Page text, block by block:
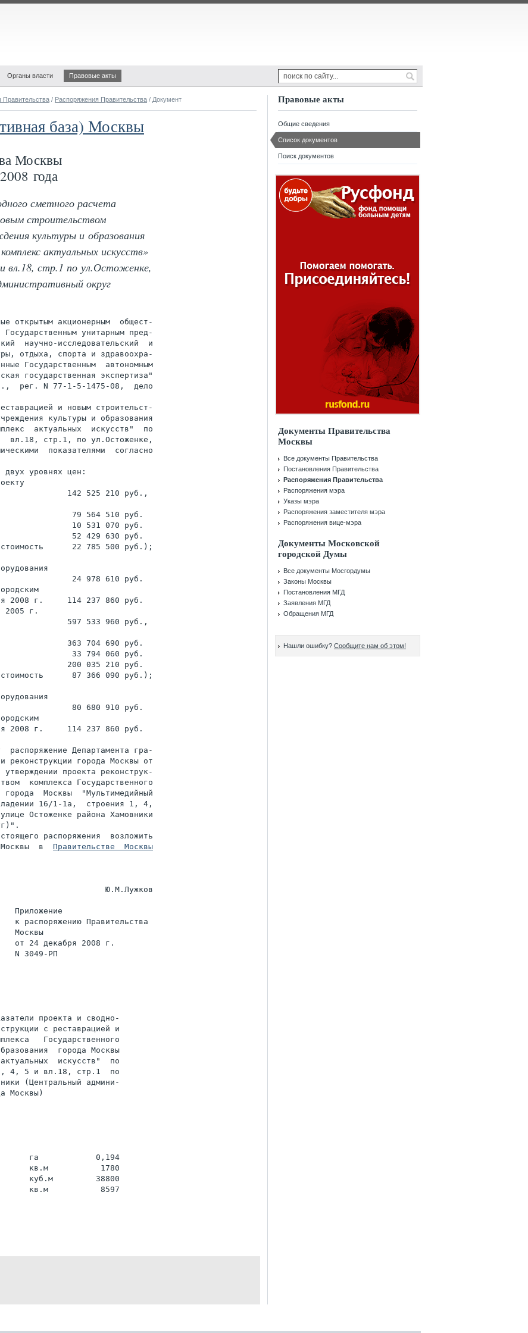
Органы власти Правовые акты
Правительства / Распоряжения Правительства / Документ
база) Москвы
Москвы
года
сметного расчета
строительством
культуры и образования
актуальных искусств»
вл.18, стр.1 по ул.Остоженке,
округ
открытым акционерным  общест-
унитарным пред-
научно-исследовательский  и
отдыха, спорта и здравоохра-
Государственным  автономным
государственная экспертиза"
рег. N 77-1-5-1475-08,  дело
и новым строительст-
культуры и образования
актуальных  искусств"  по
стр.1, по ул.Остоженке,
показателями  согласно
двух уровнях цен:
142 525 210 руб.,
79 564 510 руб.
10 531 070 руб.
52 429 630 руб.
22 785 500 руб.);
24 978 610 руб.
2008 г.     114 237 860 руб.
2005 г.
597 533 960 руб.,
363 704 690 руб.
33 794 060 руб.
200 035 210 руб.
87 366 090 руб.);
80 680 910 руб.
2008 г.     114 237 860 руб.
распоряжение Департамента гра-
реконструкции города Москвы от
проекта реконструк-
комплекса Государственного
города  Москвы  "Мультимедийный
16/1-1а,  строения 1, 4,
Остоженке района Хамовники
распоряжения  возложить
Москвы  в Правительстве  Москвы
Ю.М.Лужков
Приложение
к распоряжению Правительства
Москвы
от 24 декабря 2008 г.
N 3049-РП
проекта и сводно-
с реставрацией и
Государственного
города Москвы
искусств"  по
4, 5 и вл.18, стр.1  по
(Центральный админи-
Москвы)
га            0,194
кв.м           1780
куб.м         38800
кв.м           8597
Правовые акты
Общие сведения
Список документов
Поиск документов
Документы Правительства
Москвы
Все документы Правительства
Постановления Правительства
Распоряжения Правительства
Распоряжения мэра
Указы мэра
Распоряжения заместителя мэра
Распоряжения вице-мэра
Документы Московской
городской Думы
Все документы Мосгордумы
Законы Москвы
Постановления МГД
Заявления МГД
Обращения МГД
Нашли ошибку? Сообщите нам об этом!